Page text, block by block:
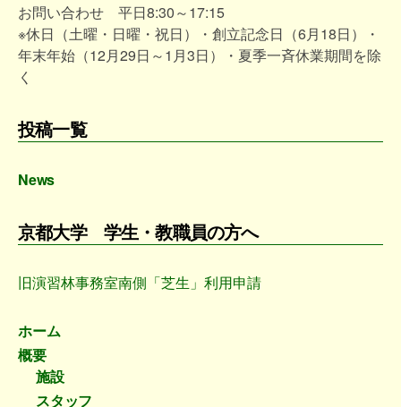
お問い合わせ 平日8:30～17:15
※休日（土曜・日曜・祝日）・創立記念日（6月18日）・
年末年始（12月29日～1月3日）・夏季一斉休業期間を除
く
投稿一覧
News
京都大学 学生・教職員の方へ
旧演習林事務室南側「芝生」利用申請
ホーム
概要
施設
スタッフ